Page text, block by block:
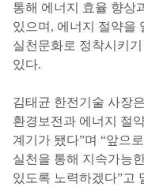
통해 에너지 효율 향상
있으며, 에너지 절약을
실천문화로 정착시키
있다.
김태균 한전기술 사장
환경보전과 에너지 절
계기가 됐다”며 “앞으
실천을 통해 지속가능
있도록 노력하겠다”고